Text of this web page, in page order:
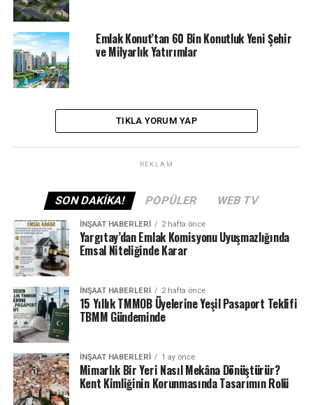
Emlak Konut’tan 60 Bin Konutluk Yeni Şehir
ve Milyarlık Yatırımlar
TIKLA YORUM YAP
REKLAM
SON DAKIKA! POPÜLER WEB TV
İNŞAAT HABERLERI 2 hafta önce
Yargıtay’dan Emlak Komisyonu Uyuşmazlığında
Emsal Niteliğinde Karar
İNŞAAT HABERLERI 2 hafta önce
15 Yıllık TMMOB Üyelerine Yeşil Pasaport Teklifi
TBMM Gündeminde
İNŞAAT HABERLERI 1 ay önce
Mimarlık Bir Yeri Nasıl Mekâna Dönüştürür?
Kent Kimliğinin Korunmasında Tasarımın Rolü